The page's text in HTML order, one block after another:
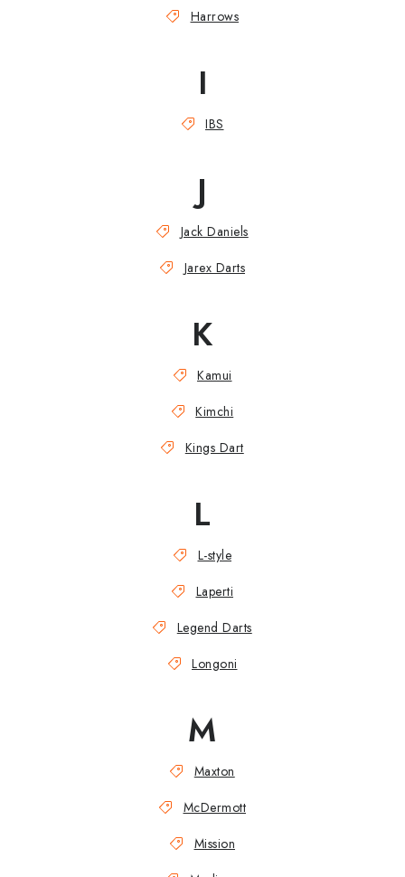
Harrows
I
IBS
J
Jack Daniels
Jarex Darts
K
Kamui
Kimchi
Kings Dart
L
L-style
Laperti
Legend Darts
Longoni
M
Maxton
McDermott
Mission